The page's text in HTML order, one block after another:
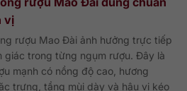
vị
rượu Mao Đài ảnh hưởng trực tiếp
giác trong từng ngụm rượu. Đây là
mạnh có nồng độ cao, hương
trưng, tầng mùi dày và hậu vị kéo